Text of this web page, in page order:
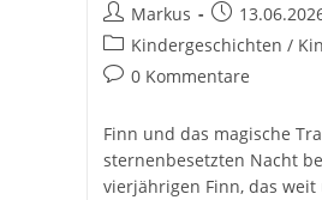
Beitrags-
Autor:
Markus
Beitrag
veröffentlicht:
Beitrags-
Kategorie:
Kindergeschichten /
Beitrags-
0 Kommentare
Finn und das magische
sternenbesetzten Nacht
vierjährigen Finn, das